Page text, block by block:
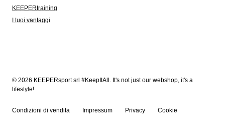
KEEPERtraining
I tuoi vantaggi
© 2026 KEEPERsport srl #KeepItAll. It's not just our webshop, it's a
lifestyle!
Condizioni di vendita Impressum Privacy Cookie